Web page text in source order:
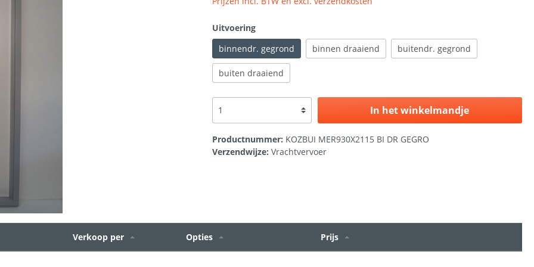
Scheurherstel gevel
Hang en sluitwerk
BouwplatenUitvoering
binnendr. gegrond
binnen draaiend buitendr. gegrond
buiten draaiend
In het winkelmandje
Productnummer: KOZBUI MER930X2115 BI DR GEGRO
Verzendwijze: Vrachtvervoer
Verkoop per Opties Prijs